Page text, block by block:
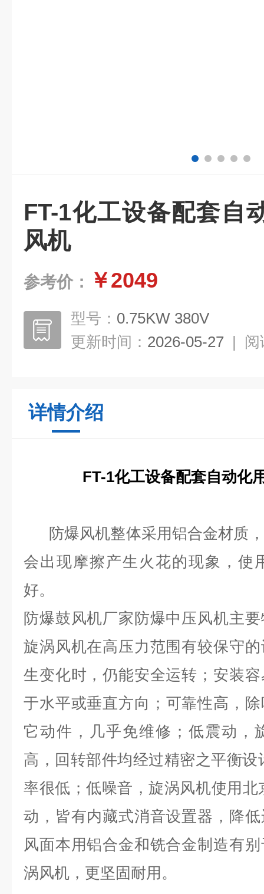
FT-1化工设备配套自
风机
参考价： ￥2049
型号： 0.75KW 380V
更新时间： 2026-05-27 | 阅
详情介绍
FT-1化工设备配套自动化
防爆风机整体采用铝合金材质
会出现摩擦产生火花的现象，使
好。
防爆鼓风机厂家防爆中压风机主
旋涡风机在高压力范围有较保守
生变化时，仍能安全运转； 安装
于水平或垂直方向； 可靠性高，
它动件，几乎免维修； 低震动，
高，回转部件均经过精密之平衡
率很低； 低噪音，旋涡风机使用
动，皆有内藏式消音设置器，降
风面本用铝合金和铣合金制造有
涡风机，更坚固耐用。